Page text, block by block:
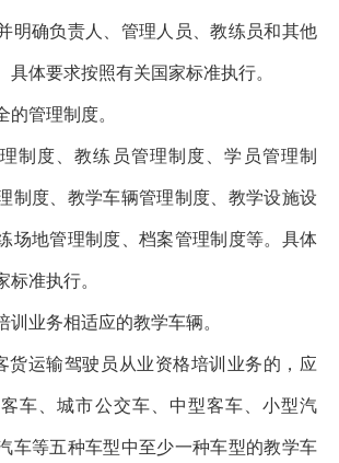
明确负责人、管理人员、教练员和其他
具体要求按照有关国家标准执行。
的管理制度。
制度、教练员管理制度、学员管理制
制度、教学车辆管理制度、教学设施设
场地管理制度、档案管理制度等。具体
标准执行。
训业务相适应的教学车辆。
货运输驾驶员从业资格培训业务的，应
车、城市公交车、中型客车、小型汽
车等五种车型中至少一种车型的教学车